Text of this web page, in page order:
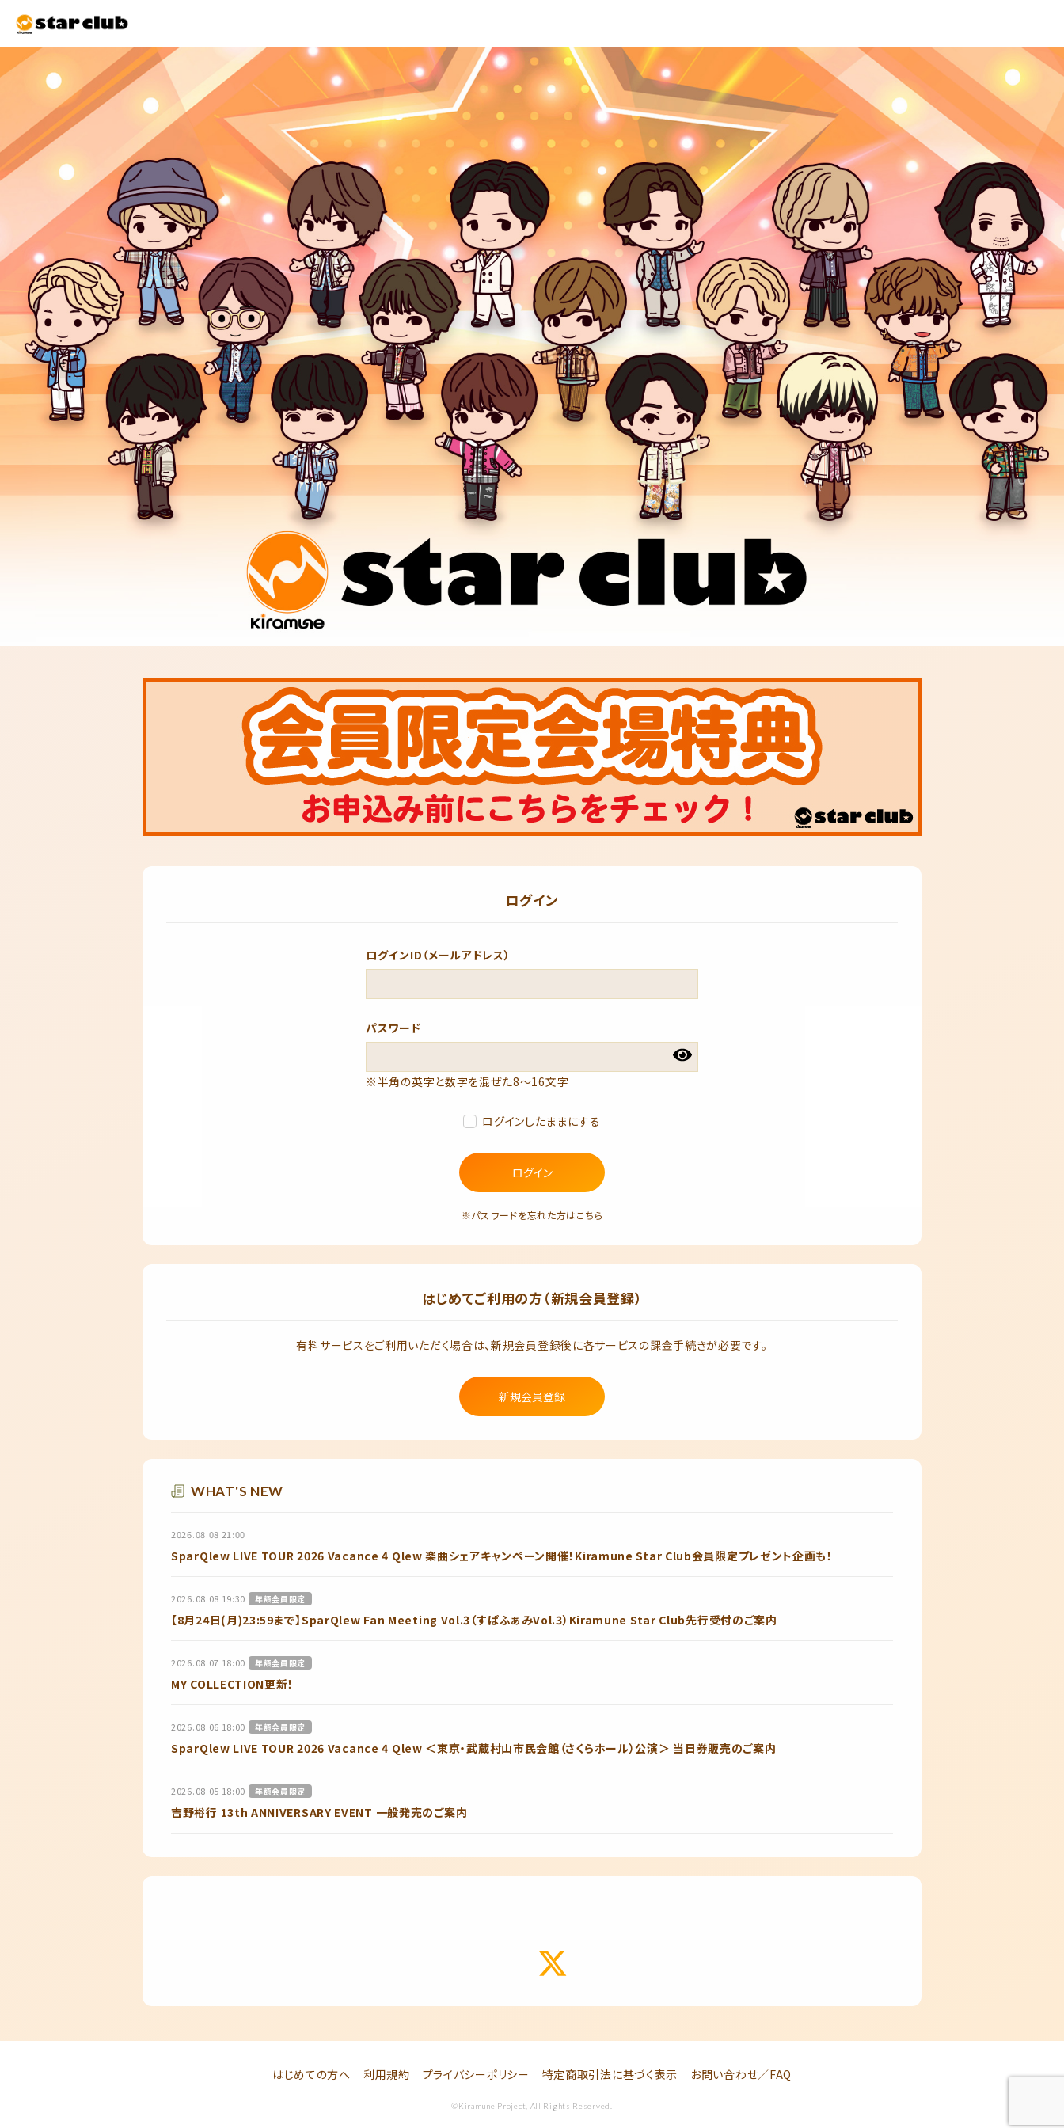
ログイン
ログインID（メールアドレス）
パスワード
※半角の英字と数字を混ぜた8～16文字
ログインしたままにする
ログイン
※パスワードを忘れた方はこちら
はじめてご利用の方（新規会員登録）
有料サービスをご利用いただく場合は、新規会員登録後に各サービスの課金手続きが必要です。
新規会員登録
WHAT'S NEW
2026.08.08 21:00
SparQlew LIVE TOUR 2026 Vacance 4 Qlew 楽曲シェアキャンペーン開催！Kiramune Star Club会員限定プレゼント企画も！
2026.08.08 19:30 年額会員限定
【8月24日(月)23:59まで】SparQlew Fan Meeting Vol.3（すぱふぁみVol.3）Kiramune Star Club先行受付のご案内
2026.08.07 18:00 年額会員限定
MY COLLECTION更新！
2026.08.06 18:00 年額会員限定
SparQlew LIVE TOUR 2026 Vacance 4 Qlew ＜東京・武蔵村山市民会館（さくらホール）公演＞ 当日券販売のご案内
2026.08.05 18:00 年額会員限定
吉野裕行 13th ANNIVERSARY EVENT 一般発売のご案内
はじめての方へ 利用規約 プライバシーポリシー 特定商取引法に基づく表示 お問い合わせ／FAQ
©Kiramune Project, All Rights Reserved.